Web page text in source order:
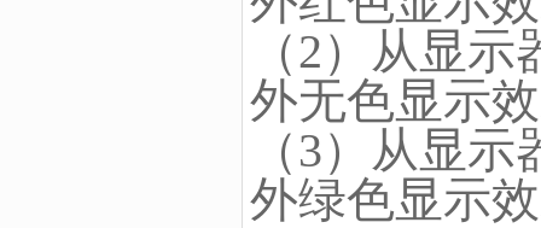
（2）从显
外无色显示
（3）从显
外绿色显示